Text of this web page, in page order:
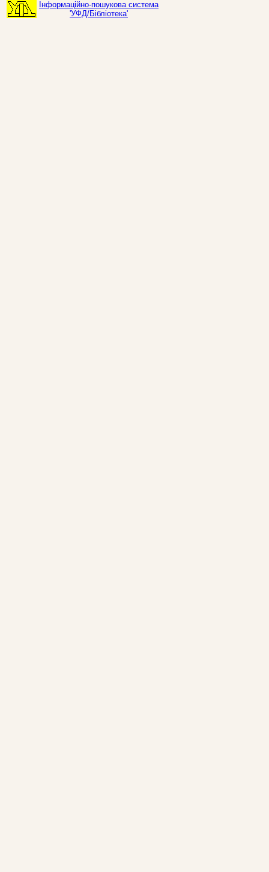
Інформаційно-пошукова система
'УФД/Бібліотека'